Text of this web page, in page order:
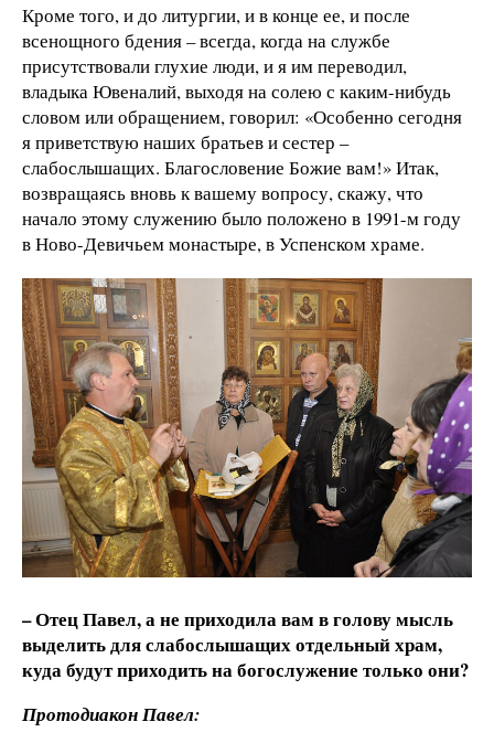
Кроме того, и до литургии, и в конце ее, и после
всенощного бдения – всегда, когда на службе
присутствовали глухие люди, и я им переводил,
владыка Ювеналий, выходя на солею с каким-нибудь
словом или обращением, говорил: «Особенно сегодня
я приветствую наших братьев и сестер –
слабослышащих. Благословение Божие вам!» Итак,
возвращаясь вновь к вашему вопросу, скажу, что
начало этому служению было положено в 1991-м году
в Ново-Девичьем монастыре, в Успенском храме.
– Отец Павел, а не приходила вам в голову мысль
выделить для слабослышащих отдельный храм,
куда будут приходить на богослужение только они?
Протодиакон Павел: